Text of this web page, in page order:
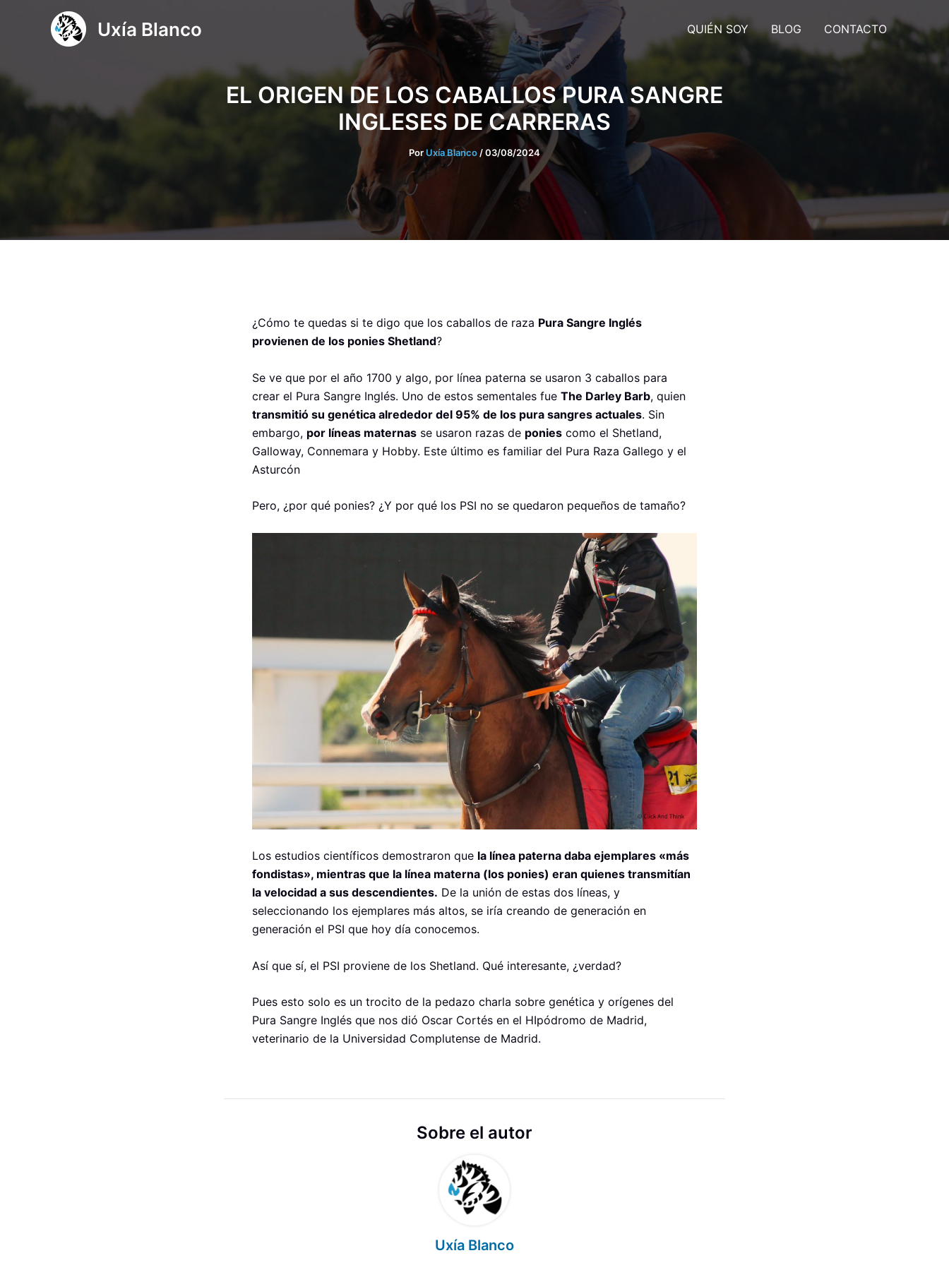
Uxía Blanco QUIÉN SOY BLOG CONTACTO
EL ORIGEN DE LOS CABALLOS PURA SANGRE
INGLESES DE CARRERAS
PorUxía Blanco /03/08/2024
¿Cómo te quedas si te digo que los caballos de raza Pura Sangre Inglés
provienen de los ponies Shetland?
Se ve que por el año 1700 y algo, por línea paterna se usaron 3 caballos para
crear el Pura Sangre Inglés. Uno de estos sementales fue The Darley Barb, quien
transmitió su genética alrededor del 95% de los pura sangres actuales. Sin
embargo, por líneas maternas se usaron razas de ponies como el Shetland,
Galloway, Connemara y Hobby. Este último es familiar del Pura Raza Gallego y el
Asturcón
Pero, ¿por qué ponies? ¿Y por qué los PSI no se quedaron pequeños de tamaño?
Los estudios científicos demostraron que la línea paterna daba ejemplares «más
fondistas», mientras que la línea materna (los ponies) eran quienes transmitían
la velocidad a sus descendientes. De la unión de estas dos líneas, y
seleccionando los ejemplares más altos, se iría creando de generación en
generación el PSI que hoy día conocemos.
Así que sí, el PSI proviene de los Shetland. Qué interesante, ¿verdad?
Pues esto solo es un trocito de la pedazo charla sobre genética y orígenes del
Pura Sangre Inglés que nos dió Oscar Cortés en el HIpódromo de Madrid,
veterinario de la Universidad Complutense de Madrid.
Sobre el autor
Uxía Blanco